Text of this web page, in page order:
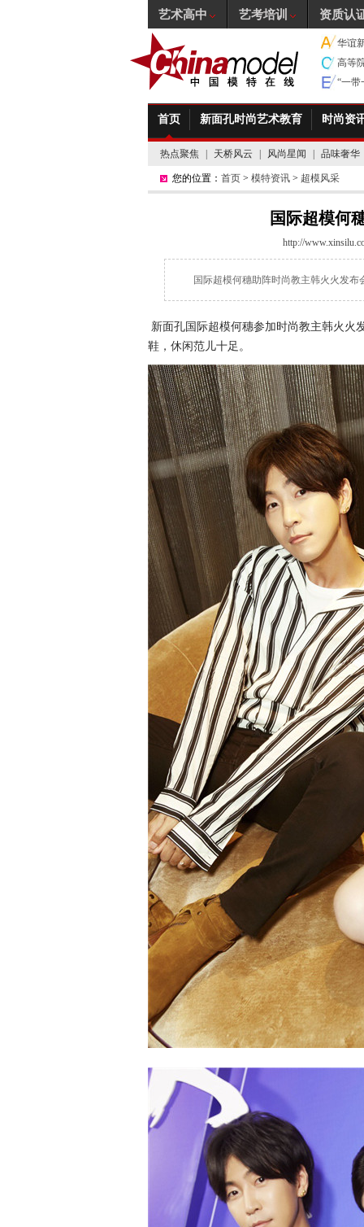
华谊
高等
“一带
首页 新面孔时尚艺术教育 时尚资
热点聚焦 天桥风云 风尚星闻 品味奢华
您的位置： 首页 > 模特资讯 > 超模风采
国际超模何
http://
国际超模何穗助阵时尚教主韩火火发布
新面孔国际超模何穗参加时尚教主韩火火
鞋，休闲范儿十足。
艺术高中 艺考培训 资质认